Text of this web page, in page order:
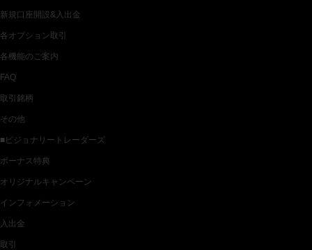
新規口座開設&入出金
各オプション取引
各機能のご案内
FAQ
取引銘柄
その他
■ビジョナリートレーダーズ
ボーナス特典
オリジナルキャンペーン
インフォメーション
入出金
取引